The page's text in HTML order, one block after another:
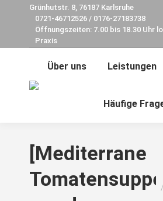
Grünhutstr. 8, 76187 Karlsruhe
0721-46712526 / 0176-27183738
Öffnungszeiten: 7.00 bis 18.30 Uhr
Praxis
Über uns Leistungen
Häufige
[Mediterrane
Tomatensuppe